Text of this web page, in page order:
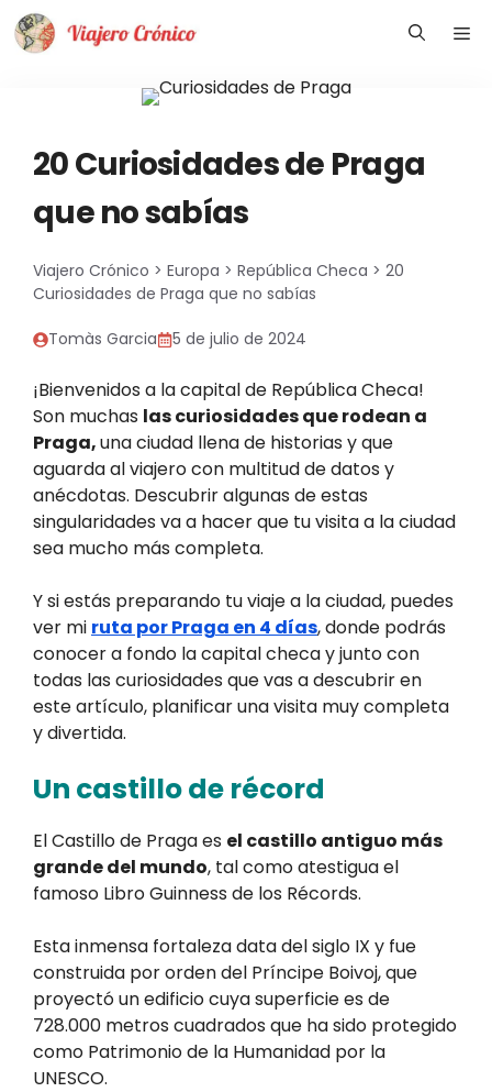
Saltar
20 Curiosidades de Praga
que no sabías
Viajero Crónico > Europa > República Checa > 20
Curiosidades de Praga que no sabías
Tomàs Garcia 5 de julio de 2024
¡Bienvenidos a la capital de República Checa!
Son muchas las curiosidades que rodean a
Praga,una ciudad llena de historias y que
aguarda al viajero con multitud de datos y
anécdotas. Descubrir algunas de estas
singularidades va a hacer que tu visita a la ciudad
sea mucho más completa.
Y si estás preparando tu viaje a la ciudad, puedes
ver mi ruta por Praga en 4 días, donde podrás
conocer a fondo la capital checa y junto con
todas las curiosidades que vas a descubrir en
este artículo, planificar una visita muy completa
y divertida.
Un castillo de récord
El Castillo de Praga es el castillo antiguo más
grande del mundo, tal como atestigua el
famoso Libro Guinness de los Récords.
Esta inmensa fortaleza data del siglo IX y fue
construida por orden del Príncipe Boivoj, que
proyectó un edificio cuya superficie es de
728.000 metros cuadrados que ha sido protegido
como Patrimonio de la Humanidad por la
UNESCO.